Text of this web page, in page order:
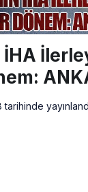
İHA
tarihinde